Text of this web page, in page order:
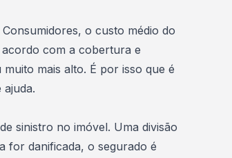
o custo médio do
com a cobertura e
mais alto. É por isso que é
sinistro no imóvel. Uma divisão
for danificada, o segurado é